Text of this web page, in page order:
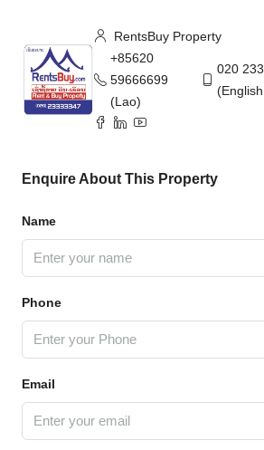
RentsBuy Property
+85620
59666699
(Lao)
020
Enquire About This Property
Name
Phone
Email